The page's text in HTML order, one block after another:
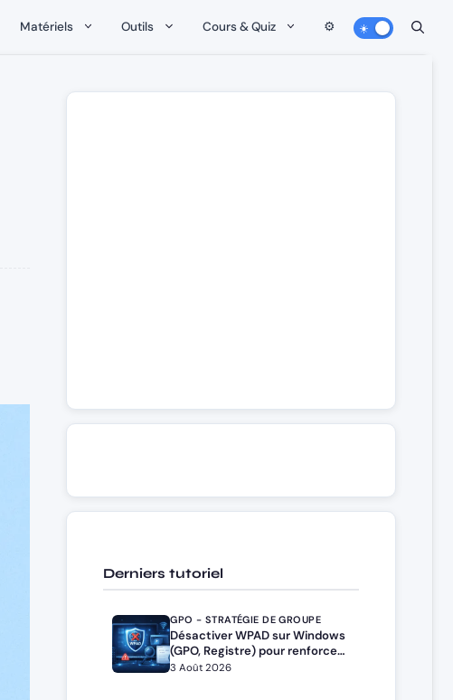
Matériels Outils Cours & Quiz ⚙️
Derniers tutoriel
GPO - STRATÉGIE DE GROUPE
Désactiver WPAD sur Windows
(GPO, Registre) pour renforcer
la sécurité
3 Août 2026